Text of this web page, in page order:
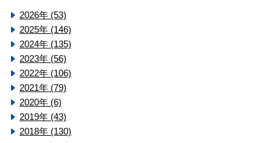
2026年 (53)
2025年 (146)
2024年 (135)
2023年 (56)
2022年 (106)
2021年 (79)
2020年 (6)
2019年 (43)
2018年 (130)